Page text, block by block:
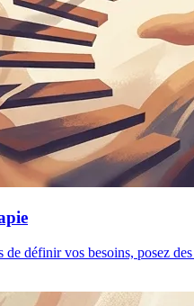
définir vos besoins, posez